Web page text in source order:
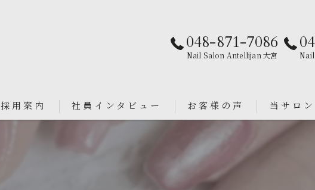
048-871-7086
Nail Salon Antellijan 大宮
採用案内 社員インタビュー お客様の声 当サロ